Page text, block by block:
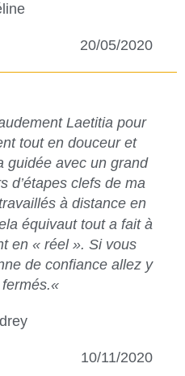
20/05/2020
Laetitia pour
tout en douceur et
guidée avec un grand
d’étapes clefs de ma
à distance en
équivaut tout a fait à
en « réel ». Si vous
de confiance allez y
«
10/11/2020